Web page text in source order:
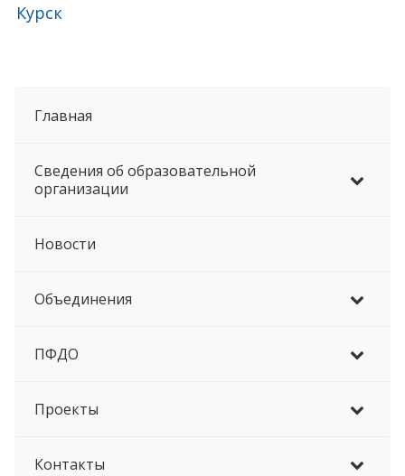
Главная
Сведения об образовательной
организации
Новости
Объединения
ПФДО
Проекты
Контакты
Курск